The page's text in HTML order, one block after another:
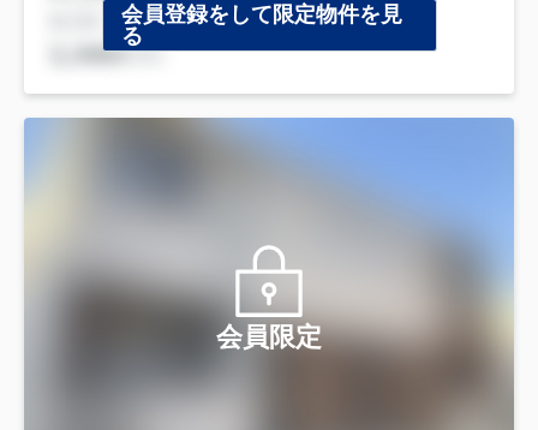
会員登録をして限定物件を見
る
会員限定